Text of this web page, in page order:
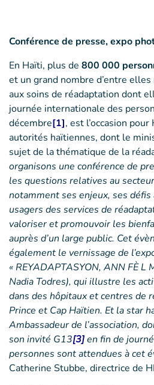
Conférence de presse, expo
En Haïti, plus de 800 000
et un grand nombre d’entre elles
aux soins de réadaptation dont
journée internationale des
décembre[1], est l’occasion
autorités haïtiennes, dont le
sujet de la thématique de la
organisons une conférence de
les questions relatives au
notamment ses enjeux, ses
usagers des services de
valoriser et promouvoir les
auprès d’un large public. Cet
également le vernissage de
« REYADAPTASYON, ANN FÈ L
Nadia Todres), qui illustre les
dans des hôpitaux et centres de
Prince et Cap Haïtien. Et la star
Ambassadeur de l’association,
son invité G13[3]en fin de
personnes sont attendues à cet
Catherine Stubbe, directrice de